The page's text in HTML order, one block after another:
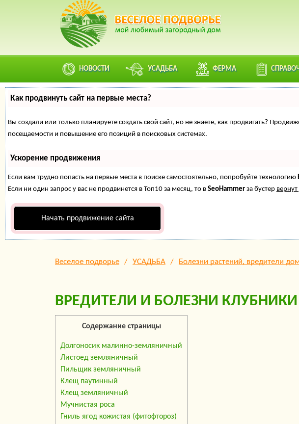
НОВОСТИ УСАДЬБА ФЕРМА
Как продвинуть сайт на первые места?
Вы создали или только планируете создать свой сайт, но не знаете, как продвигать?
посещаемости и повышение его позиций в поисковых системах.
Ускорение продвижения
Если вам трудно попасть на первые места в поиске самостоятельно, попробуйте технологию
Если ни один запрос у вас не продвинется в Топ10 за месяц, то в SeoHammer за бустер
Начать продвижение сайта
Веселое подворье УСАДЬБА Болезни растений, вредители
ВРЕДИТЕЛИ И БОЛЕЗНИ
Содержание страницы
Долгоносик малинно-земляничный
Листоед земляничный
Пильщик земляничный
Клещ паутинный
Клещ земляничный
Мучнистая роса
Гниль ягод кожистая (фитофтороз)